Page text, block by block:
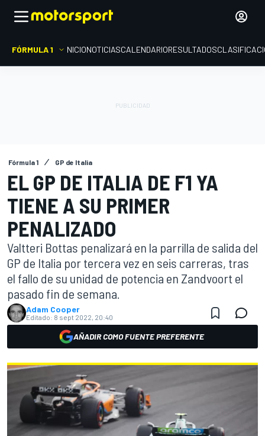
FÓRMULA 1 INICIONOTICIASCALENDARIORESULTADOS
Fórmula 1 GP de Italia
EL GP DE ITALIA DE F1 YA
TIENE A SU PRIMER
PENALIZADO
Valtteri Bottas penalizará en la parrilla de salida del
GP de Italia por tercera vez en seis carreras, tras
el fallo de su unidad de potencia en Zandvoort el
pasado fin de semana.
Adam Cooper
Editado: 8 sept 2022, 20:40
AÑADIR COMO FUENTE PREFERENTE